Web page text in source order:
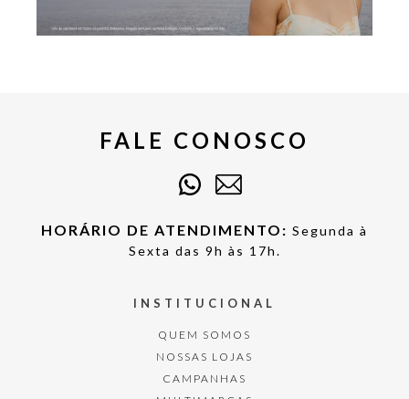
FALE CONOSCO
HORÁRIO DE ATENDIMENTO: Segunda à
Sexta das 9h às 17h.
INSTITUCIONAL
QUEM SOMOS
NOSSAS LOJAS
CAMPANHAS